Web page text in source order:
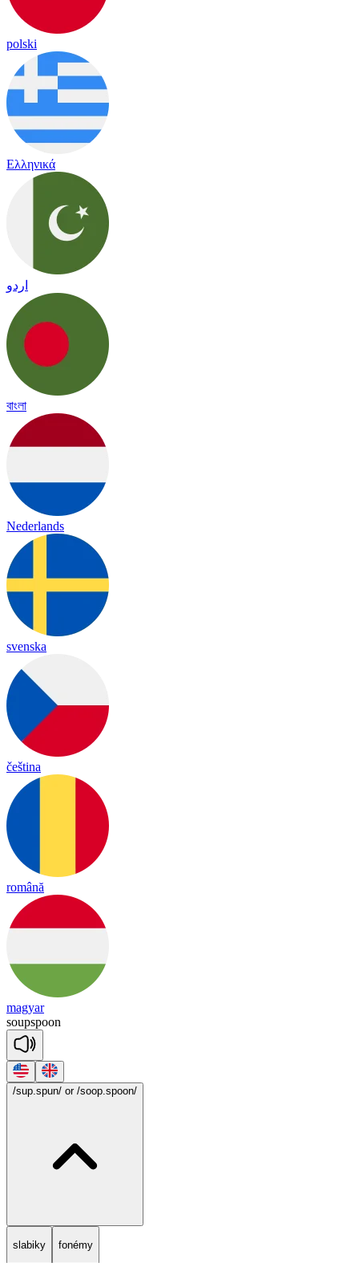
polski
Ελληνικά
اردو
বাংলা
Nederlands
svenska
čeština
română
magyar
soupspoon
/sup.spun/ or /soop.spoon/
slabiky fonémy